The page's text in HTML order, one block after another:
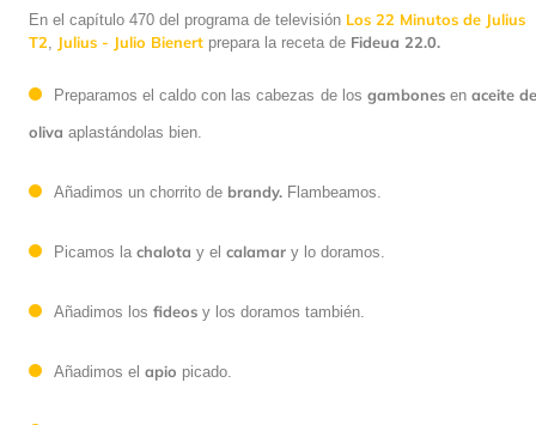
En el capítulo 470 del programa de televisión Los 22 Minutos de Julius
T2
Julius - Julio Bienert prepara la receta de Fideua 22.0.
Preparamos el caldo con las cabezas de los gambonesen aceite
oliva aplastándolas bien.
Añadimos un chorrito de brandy. Flambeamos.
Picamos la chalota y el calamar y lo doramos.
Añadimos los fideos y los doramos también.
Añadimos el apio picado.